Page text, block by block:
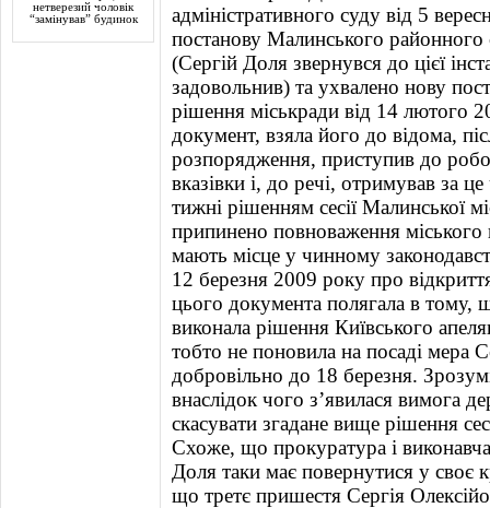
нетверезий чоловік
“замінував” будинок
адміністративного суду від 5
постанову Малинського
(Сергій Доля звернувся до цієї
задовольнив) та ухвалено нову
рішення міськради від 14 лютого
документ, взяла його до відома,
розпорядження, приступив до
вказівки і, до речі, отримував за
тижні рішенням сесії Малинської
припинено повноваження
мають місце у чинному
12 березня 2009 року про
цього документа полягала в тому,
виконала рішення Київського
тобто не поновила на посаді мера
добровільно до 18 березня.
внаслідок чого з’явилася вимога
скасувати згадане вище рішення
Схоже, що прокуратура і
Доля таки має повернутися у
що третє пришестя Сергія